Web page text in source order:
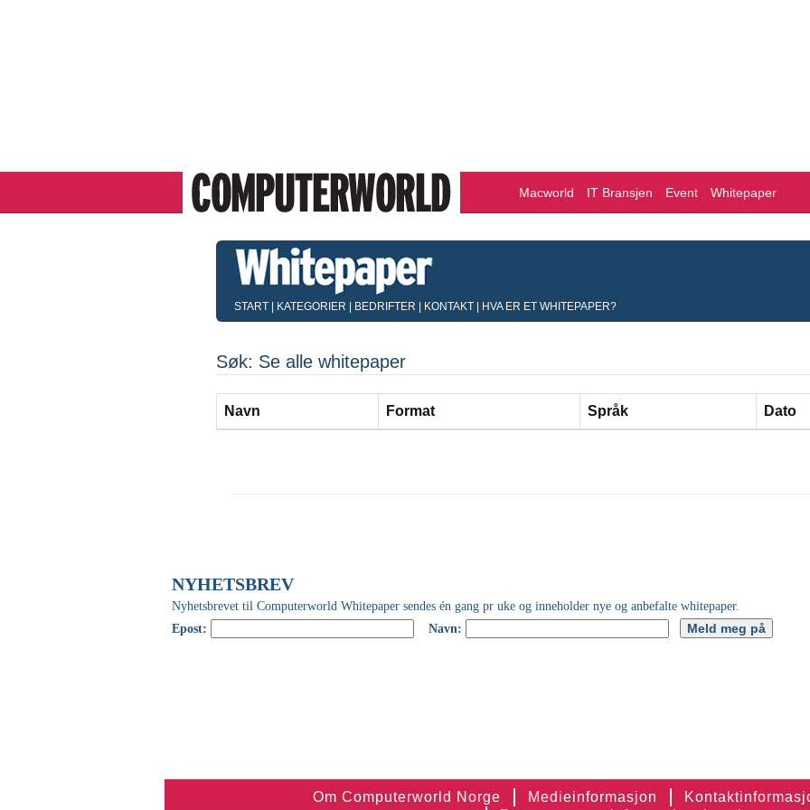
Macworld IT Bransjen Event Whitepaper
START KATEGORIER BEDRIFTER KONTAKT HVA ER ET WHITEPAPER?
Søk: Se alle whitepaper
Navn Format Språk Dato
Om Computerworld Norge Medieinformasjon